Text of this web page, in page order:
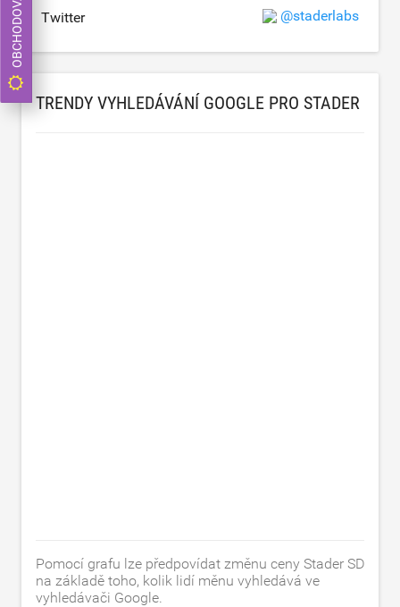
Twitter @staderlabs
TRENDY VYHLEDÁVÁNÍ GOOGLE PRO STADER
Pomocí grafu lze předpovídat změnu ceny Stader SD
na základě toho, kolik lidí měnu vyhledává ve
vyhledávači Google.